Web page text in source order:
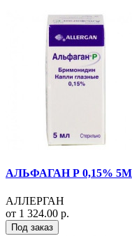
АЛЬФАГАН Р 0,15%
АЛЛЕРГАН
от 1 324.00 р.
Под заказ